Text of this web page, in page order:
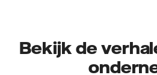
Bekijk de